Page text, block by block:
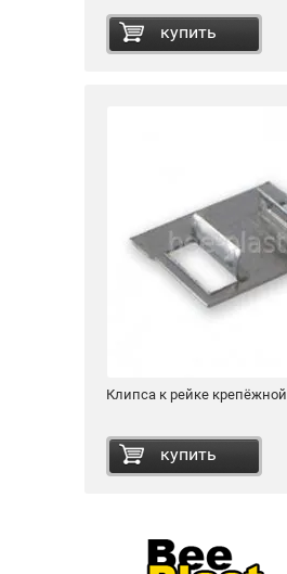
купить
Клипса к рейке крепёжной
купить